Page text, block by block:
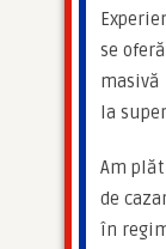
se
masivă
la
Am
de
în